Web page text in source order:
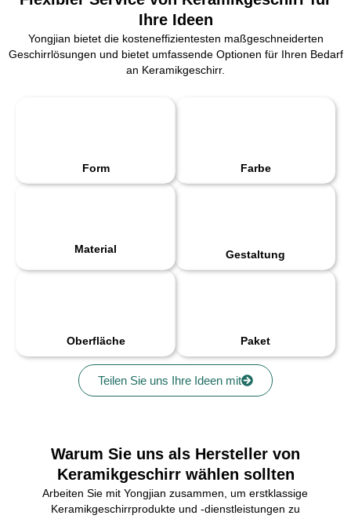
Ihre Ideen
Yongjian bietet die kosteneffizientesten maßgeschneiderten
Geschirrlösungen und bietet umfassende Optionen für Ihren Bedarf
an Keramikgeschirr.
Form Farbe
Material Gestaltung
Oberfläche Paket
Teilen Sie uns Ihre Ideen mit
Warum Sie uns als Hersteller von
Keramikgeschirr wählen sollten
Arbeiten Sie mit Yongjian zusammen, um erstklassige
Keramikgeschirrprodukte und -dienstleistungen zu